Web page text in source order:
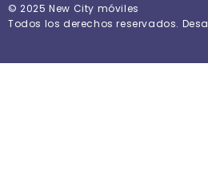
© 2025 New City móviles
Todos los derechos reservados.